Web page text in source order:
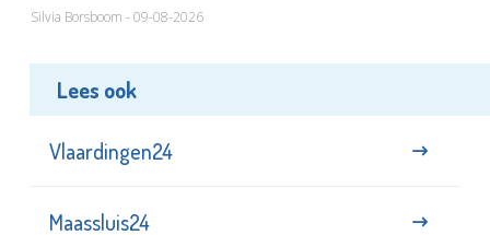
Lees ook
Vlaardingen24